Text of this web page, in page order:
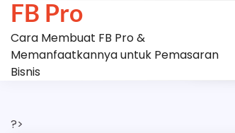
Skip
content
FB Pro
Cara Membuat FB Pro &
Memanfaatkannya untuk Pemasaran
Bisnis
?>